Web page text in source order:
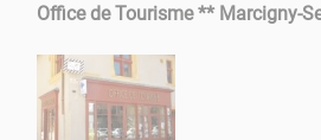
Office de Tourisme **